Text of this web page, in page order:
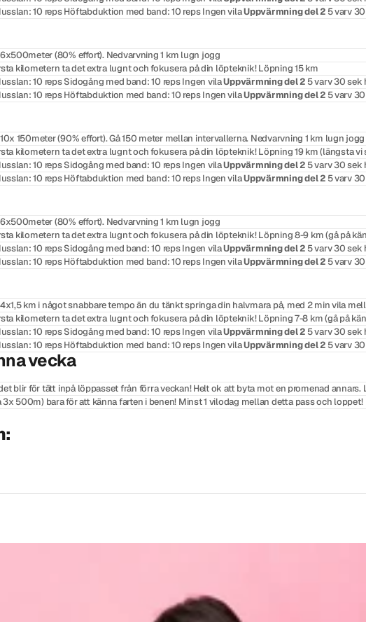
10 reps Höftabduktion med band: 10 reps Ingen vilaUppvärmning del 25 varv
6x500meter (80% effort). Nedvarvning 1 km lugn jogg
kilometern ta det extra lugnt och fokusera på din löpteknik! Löpning 15 km
10 reps Sidogång med band: 10 reps Ingen vilaUppvärmning del 2 5 varv 30 sek
10 reps Höftabduktion med band: 10 reps Ingen vilaUppvärmning del 25 varv
10x 150meter (90% effort). Gå 150 meter mellan intervallerna. Nedvarvning 1 km lugn jogg
kilometern ta det extra lugnt och fokusera på din löpteknik! Löpning 19 km (längsta vi
10 reps Sidogång med band: 10 reps Ingen vilaUppvärmning del 2 5 varv 30 sek
10 reps Höftabduktion med band: 10 reps Ingen vilaUppvärmning del 25 varv
6x500meter (80% effort). Nedvarvning 1 km lugn jogg
kilometern ta det extra lugnt och fokusera på din löpteknik! Löpning 8-9 km (gå på
10 reps Sidogång med band: 10 reps Ingen vilaUppvärmning del 2 5 varv 30 sek
10 reps Höftabduktion med band: 10 reps Ingen vilaUppvärmning del 25 varv
4x1,5 km i något snabbare tempo än du tänkt springa din halvmara på, med 2 min vila
kilometern ta det extra lugnt och fokusera på din löpteknik! Löpning 7-8 km (gå på
10 reps Sidogång med band: 10 reps Ingen vilaUppvärmning del 2 5 varv 30 sek
10 reps Höftabduktion med band: 10 reps Ingen vilaUppvärmning del 25 varv
vecka
blir för tätt inpå löppasset från förra veckan! Helt ok att byta mot en promenad
500m) bara för att känna farten i benen! Minst 1 vilodag mellan detta pass och loppet!